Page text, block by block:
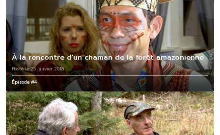
À la rencontre d'un chaman de la forêt amazonienne
Posté le 25 janvier 2018
Épisode #4